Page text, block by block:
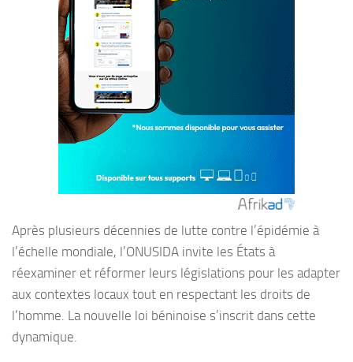
Après plusieurs décennies de lutte contre l’épidémie à
l’échelle mondiale, l’ONUSIDA invite les États à
réexaminer et réformer leurs législations pour les adapter
aux contextes locaux tout en respectant les droits de
l’homme. La nouvelle loi béninoise s’inscrit dans cette
dynamique.